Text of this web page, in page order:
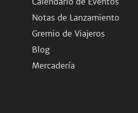
Notas de Lanzamiento
Gremio de Viajeros
Blog
Mercadería